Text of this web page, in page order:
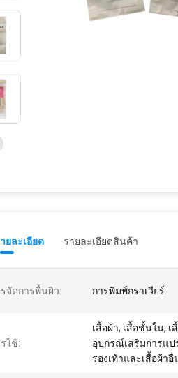
ยละเอียด รายละเอียดสินค้า
จัดการพื้นผิว: การพิมพ์กราเวียร์
ใช้:
เสื้อผ้า, เสื้อชั้นใน, เ
อุปกรณ์เสริมการแป
รองเท้าและเสื้อผ้าอื่